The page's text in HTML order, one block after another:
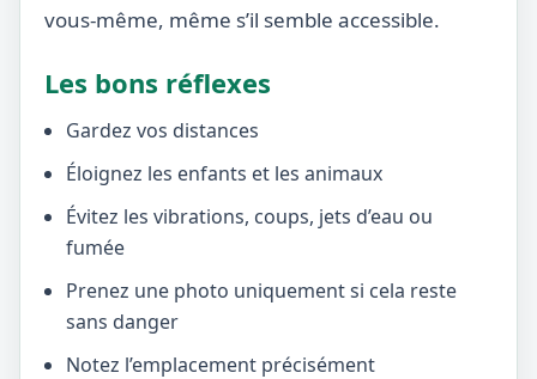
vous-même, même s’il semble accessible.
Les bons réflexes
Gardez vos distances
Éloignez les enfants et les animaux
Évitez les vibrations, coups, jets d’eau ou
fumée
Prenez une photo uniquement si cela reste
sans danger
Notez l’emplacement précisément